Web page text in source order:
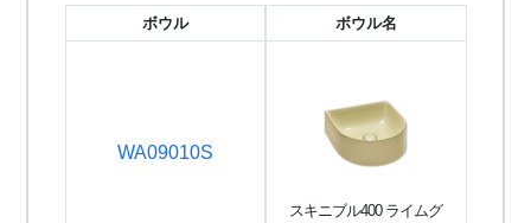
ボウル
WA09010S
ボウル名
スキニブル400 ライムグ